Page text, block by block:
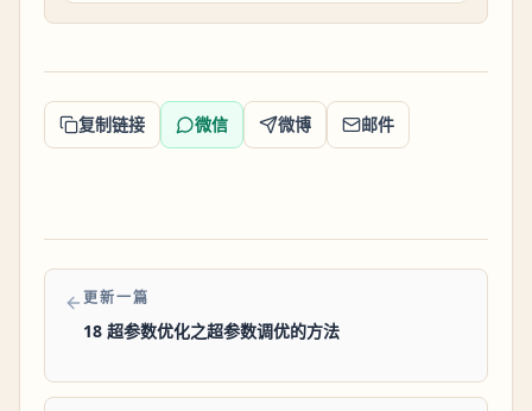
复制链接 微信 微博 邮件
更新一篇
18 超参数优化之超参数调优的方法